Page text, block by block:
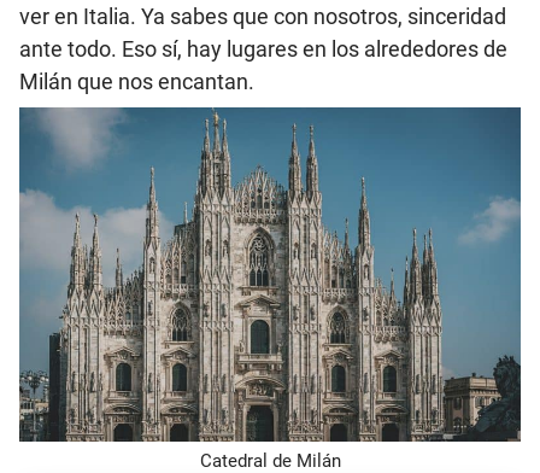
ver en Italia. Ya sabes que con nosotros, sinceridad
ante todo. Eso sí, hay lugares en los alrededores de
Milán que nos encantan.
Catedral de Milán